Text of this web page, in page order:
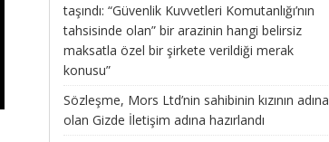
taşındı: “Güvenlik Kuvvetleri Komutanlığı’nın
tahsisinde olan” bir arazinin hangi belirsiz
maksatla özel bir şirkete verildiği merak
konusu”
Sözleşme, Mors Ltd’nin sahibinin kızının adına
olan Gizde İletişim adına hazırlandı